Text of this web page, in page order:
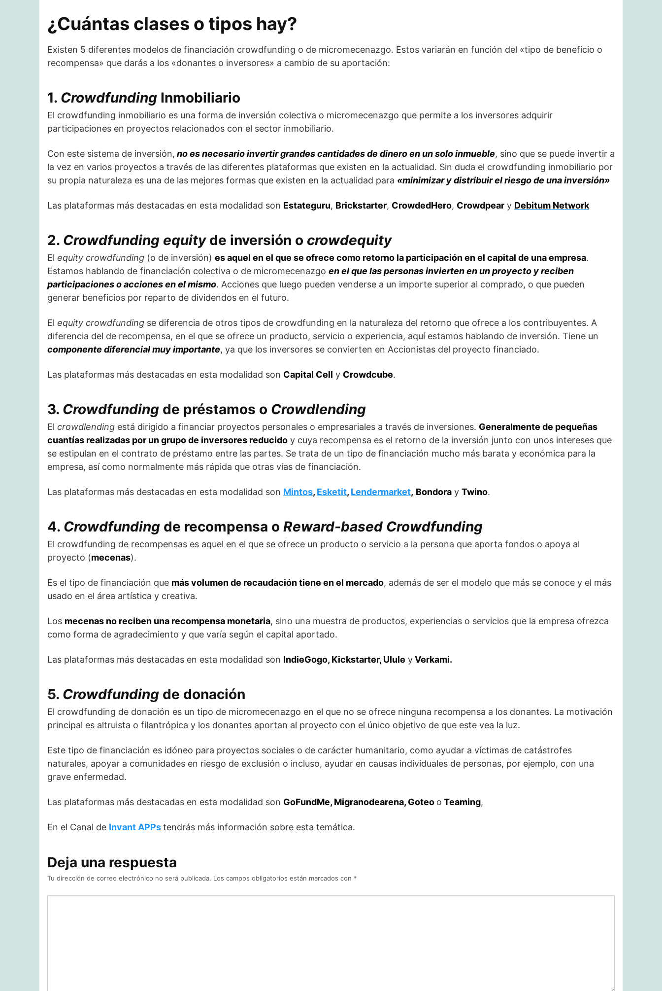
¿Cuántas clases o tipos hay?
Existen 5 diferentes modelos de financiación crowdfunding o de micromecenazgo. Estos variarán en función del «tipo de beneficio o
recompensa» que darás a los «donantes o inversores» a cambio de su aportación:
1. Crowdfunding Inmobiliario
El crowdfunding inmobiliario es una forma de inversión colectiva o micromecenazgo que permite a los inversores adquirir
participaciones en proyectos relacionados con el sector inmobiliario.
Con este sistema de inversión, no es necesario invertir grandes cantidades de dinero en un solo inmueble, sino que se puede invertir a
la vez en varios proyectos a través de las diferentes plataformas que existen en la actualidad. Sin duda el crowdfunding inmobiliario por
su propia naturaleza es una de las mejores formas que existen en la actualidad para «minimizar y distribuir el riesgo de una inversión»
Las plataformas más destacadas en esta modalidad son Estateguru, Brickstarter, CrowdedHero, Crowdpear y Debitum Network
2. Crowdfunding equityde inversión o crowdequity
El equity crowdfunding (o de inversión) es aquel en el que se ofrece como retorno la participación en el capital de una empresa.
Estamos hablando de financiación colectiva o de micromecenazgo en el que las personas invierten en un proyecto y reciben
participaciones o acciones en el mismo. Acciones que luego pueden venderse a un importe superior al comprado, o que pueden
generar beneficios por reparto de dividendos en el futuro.
El equity crowdfunding se diferencia de otros tipos de crowdfunding en la naturaleza del retorno que ofrece a los contribuyentes. A
diferencia del de recompensa, en el que se ofrece un producto, servicio o experiencia, aquí estamos hablando de inversión. Tiene un
componente diferencial muy importante, ya que los inversores se convierten en Accionistas del proyecto financiado.
Las plataformas más destacadas en esta modalidad son Capital Cell y Crowdcube.
3. Crowdfunding de préstamos o Crowdlending
El crowdlending está dirigido a financiar proyectos personales o empresariales a través de inversiones. Generalmente de pequeñas
cuantías realizadas por un grupo de inversores reducido y cuya recompensa es el retorno de la inversión junto con unos intereses que
se estipulan en el contrato de préstamo entre las partes. Se trata de un tipo de financiación mucho más barata y económica para la
empresa, así como normalmente más rápida que otras vías de financiación.
Las plataformas más destacadas en esta modalidad son Mintos, Esketit, Lendermarket, Bondora y Twino.
4. Crowdfunding de recompensa o Reward-based Crowdfunding
El crowdfunding de recompensas es aquel en el que se ofrece un producto o servicio a la persona que aporta fondos o apoya al
proyecto (mecenas).
Es el tipo de financiación que más volumen de recaudación tiene en el mercado, además de ser el modelo que más se conoce y el más
usado en el área artística y creativa.
Los mecenas no reciben una recompensa monetaria, sino una muestra de productos, experiencias o servicios que la empresa ofrezca
como forma de agradecimiento y que varía según el capital aportado.
Las plataformas más destacadas en esta modalidad son IndieGogo, Kickstarter, Ulule yVerkami.
5. Crowdfunding de donación
El crowdfunding de donación es un tipo de micromecenazgo en el que no se ofrece ninguna recompensa a los donantes. La motivación
principal es altruista o filantrópica y los donantes aportan al proyecto con el único objetivo de que este vea la luz.
Este tipo de financiación es idóneo para proyectos sociales o de carácter humanitario, como ayudar a víctimas de catástrofes
naturales, apoyar a comunidades en riesgo de exclusión o incluso, ayudar en causas individuales de personas, por ejemplo, con una
grave enfermedad.
Las plataformas más destacadas en esta modalidad son GoFundMe, Migranodearena, Goteo o Teaming,
En el Canal de Invant APPstendrás más información sobre esta temática.
Deja una respuesta
Tu dirección de correo electrónico no será publicada. Los campos obligatorios están marcados con *